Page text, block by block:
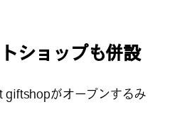
ショップも併設
giftshopがオープンするみ